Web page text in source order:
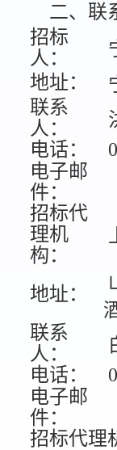
二、联
招标
人：
地址：
联系
人：
电话：
电子邮
件：
招标代
理机
构：
地址：
联系
人：
电话：
电子邮
件：
招标代理